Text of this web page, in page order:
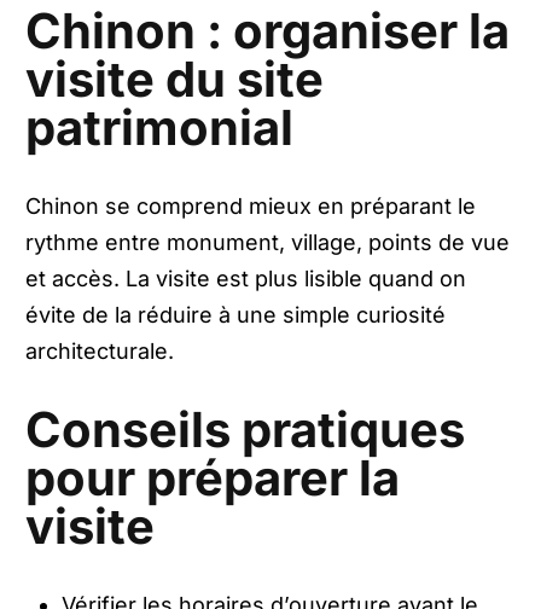
Chinon : organiser la
visite du site
patrimonial
Chinon se comprend mieux en préparant le
rythme entre monument, village, points de vue
et accès. La visite est plus lisible quand on
évite de la réduire à une simple curiosité
architecturale.
Conseils pratiques
pour préparer la
visite